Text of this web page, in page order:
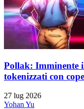
Pollak: Imminente
tokenizzati con
27 lug 2026
Yohan Yu